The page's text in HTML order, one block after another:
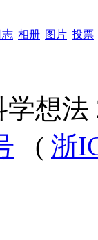
志| 相册| 图片| 投票|
想
( 浙